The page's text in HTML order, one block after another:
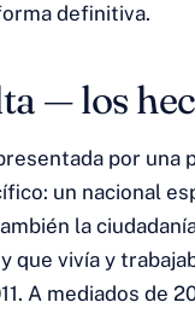
definitiva.
— los
por una
un nacional
la
que vivía y
A mediados de